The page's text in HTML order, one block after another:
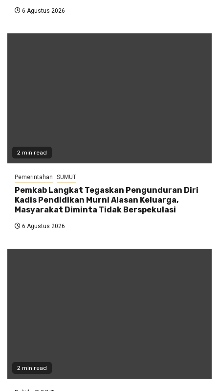
6 Agustus 2026
2 min read
Pemerintahan SUMUT
Pemkab Langkat Tegaskan Pengunduran Diri
Kadis Pendidikan Murni Alasan Keluarga,
Masyarakat Diminta Tidak Berspekulasi
6 Agustus 2026
2 min read